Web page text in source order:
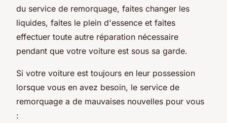
du service de remorquage, faites changer les
liquides, faites le plein d'essence et faites
effectuer toute autre réparation nécessaire
pendant que votre voiture est sous sa garde.
Si votre voiture est toujours en leur possession
lorsque vous en avez besoin, le service de
remorquage a de mauvaises nouvelles pour vous
: